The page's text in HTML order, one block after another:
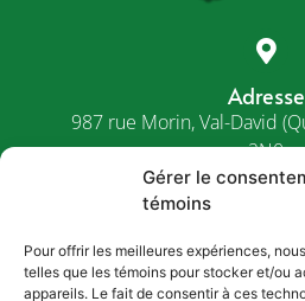
Gérer le
témoins
Pour offrir les meilleures expériences,
telles que les témoins pour stocker et/ou
appareils. Le fait de consentir à ces
Adresse
987 rue Morin, Val-David
2N0
1-800-287-